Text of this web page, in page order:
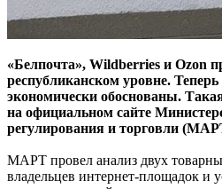
«Белпочта», Wildberries и Ozon
республиканском уровне.
экономически обоснованы.
на официальном сайте
регулирования и торговли
МАРТ провел анализ двух
владельцев интернет-площадок и